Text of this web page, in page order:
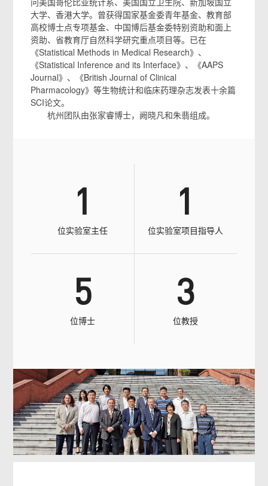
大学、香港大学。曾获得国家基金委青年基金、教育部
高校博士点专项基金、中国博后基金委特别资助和面上
资助、省教育厅自然科学研究重点项目等。已在
《Statistical Methods in Medical Research》、
《Statistical Inference and its Interface》、《AAPS
Journal》、《British Journal of Clinical
Pharmacology》等生物统计和临床药理杂志发表十余篇
SCI论文。
杭州团队由张家睿博士，阙晓凡和朱翡组成。
1
位实验室主任
1
位实验室项目指导人
5
位博士
3
位教授